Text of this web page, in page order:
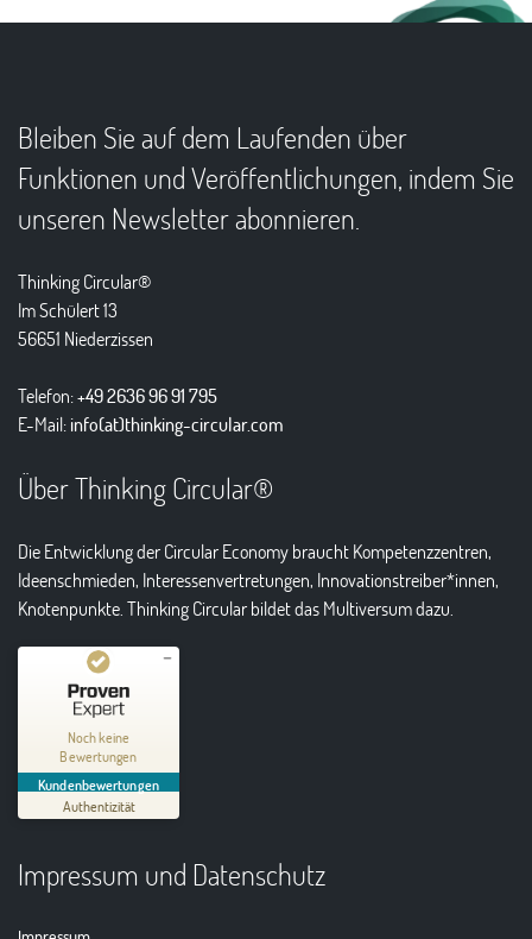
Bleiben Sie auf dem Laufenden über
Funktionen und Veröffentlichungen, indem Sie
unseren Newsletter abonnieren.
Thinking Circular®
Im Schülert 13
56651 Niederzissen
Telefon:+49 2636 96 91 795
E-Mail:info(at)thinking-circular.com
Über Thinking Circular®
Die Entwicklung der Circular Economy braucht Kompetenzzentren,
Ideenschmieden, Interessenvertretungen, Innovationstreiber*innen,
Knotenpunkte. Thinking Circular bildet das Multiversum dazu.
Noch keine
Bewertungen
Kundenbewertungen
Authentizität
Kundenbewertungen und Erfahrungen zu
Thinking Circular® Niederzissen
MANGELHAFT
Erfahren Sie mehr über dieses Bewertungssiegel
Impressum und Datenschutz